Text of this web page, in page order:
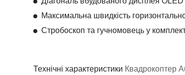
Максимальна швидкість
Стробоскоп та гучномовець у
Технічні характеристики Квадрокоптер